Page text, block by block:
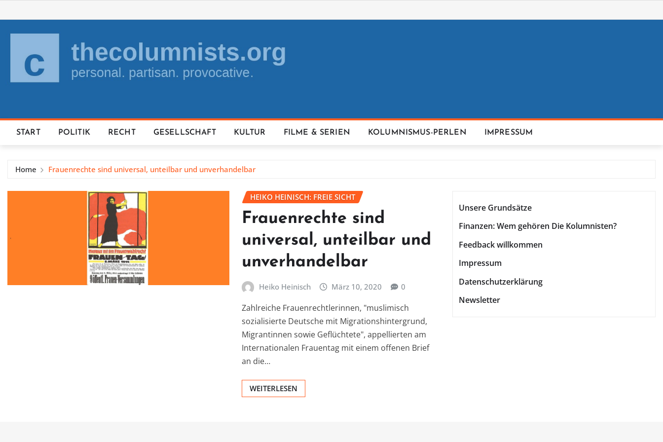
to
content
START POLITIK RECHT GESELLSCHAFT KULTUR FILME & SERIEN KOLUMNISMUS-PERLEN IMPRESSUM
Home Frauenrechte sind universal, unteilbar und unverhandelbar
HEIKO HEINISCH: FREIE SICHT
Frauenrechte sind
universal, unteilbar und
unverhandelbar
Heiko Heinisch März 10, 2020 0
Zahlreiche Frauenrechtlerinnen, "muslimisch
sozialisierte Deutsche mit Migrationshintergrund,
Migrantinnen sowie Geflüchtete", appellierten am
Internationalen Frauentag mit einem offenen Brief
an die…
WEITERLESEN
Unsere Grundsätze
Finanzen: Wem gehören Die Kolumnisten?
Feedback willkommen
Impressum
Datenschutzerklärung
Newsletter